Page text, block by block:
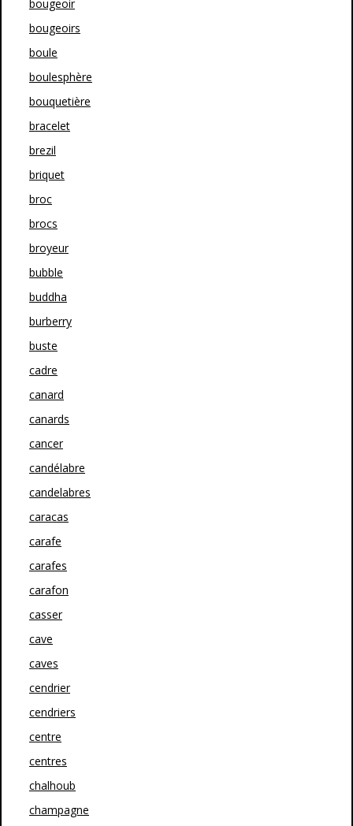
bougeoir
bougeoirs
boule
boulesphère
bouquetière
bracelet
brezil
briquet
broc
brocs
broyeur
bubble
buddha
burberry
buste
cadre
canard
canards
cancer
candélabre
candelabres
caracas
carafe
carafes
carafon
casser
cave
caves
cendrier
cendriers
centre
centres
chalhoub
champagne